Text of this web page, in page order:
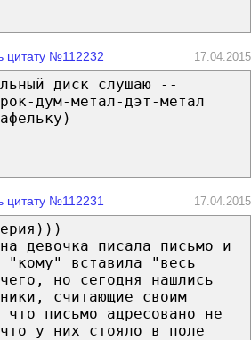
цитату №112232 17.04.2015
диск слушаю --
дум-метал-дэт-метал
цитату №112231 17.04.2015
девочка писала письмо и
"кому" вставила "весь
но сегодня нашлись
считающие своим
что письмо адресовано не
у них стояло в поле